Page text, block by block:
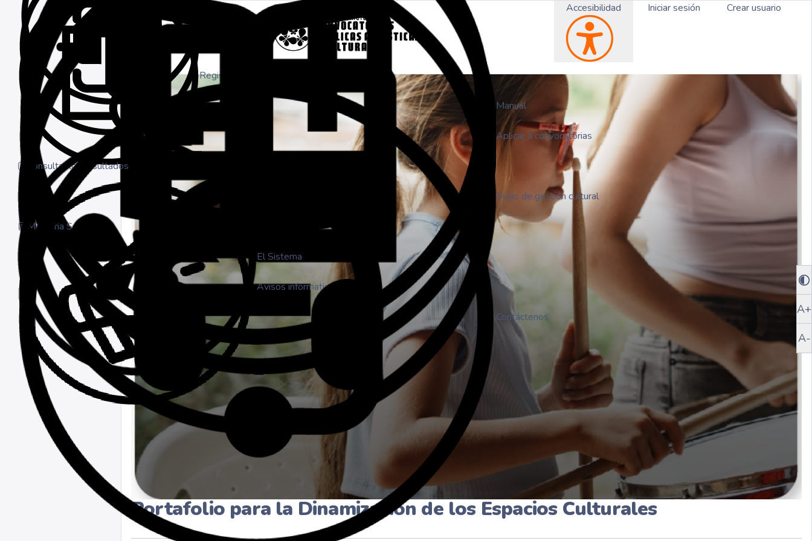
Registrarse
Manual
Aplicar a convocatorias
Consultar los resultados
Guías de gestión cultural
Memoria Social
El Sistema
Avisos informativos
Contáctenos
Accesibilidad Iniciar sesión Crear usuario
Portafolio para la Dinamización de los Espacios Culturales
A+
A-